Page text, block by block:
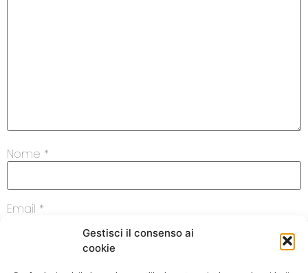
Gestisci il consenso ai
cookie
Nome *
Email *